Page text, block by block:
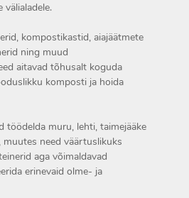
välialadele.
kompostikastid, aiajäätmete
ning muud
aitavad tõhusalt koguda
komposti ja hoida
töödelda muru, lehti, taimejääke
need väärtuslikuks
aga võimaldavad
erinevaid olme- ja